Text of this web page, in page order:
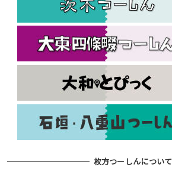
枚方つーしんについて